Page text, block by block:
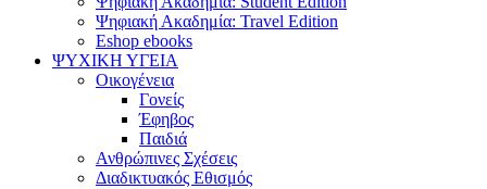
Ψηφιακή Ακαδημία: Travel Edition
Eshop ebooks
ΨΥΧΙΚΗ ΥΓΕΙΑ
Οικογένεια
Γονείς
Έφηβος
Παιδιά
Ανθρώπινες Σχέσεις
Διαδικτυακός Εθισμός